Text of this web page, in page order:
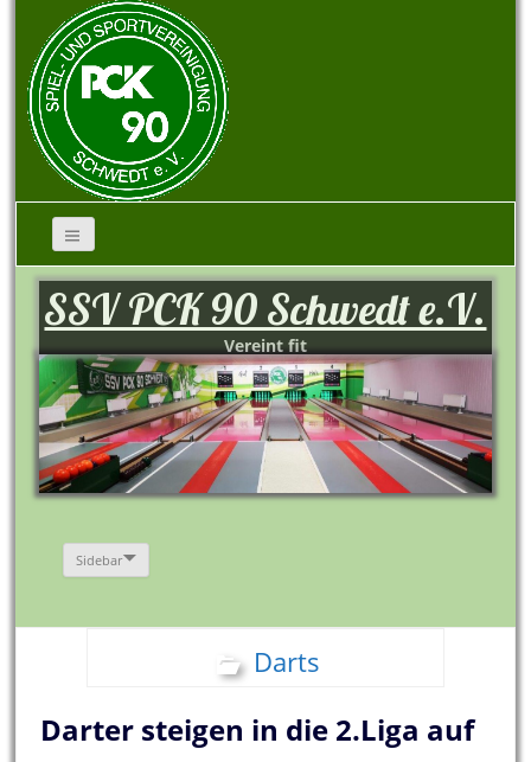
SSV PCK 90 Schwedt e.V.
Vereint fit
Sidebar
Darts
Darter steigen in die 2.Liga auf